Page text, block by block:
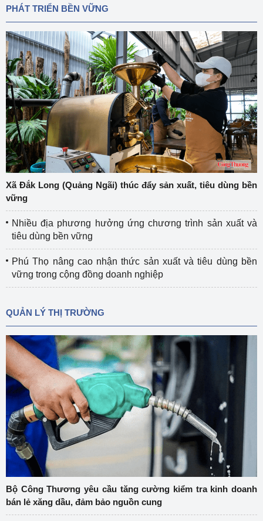
PHÁT TRIỂN BỀN VỮNG
Xã Đắk Long (Quảng Ngãi) thúc đẩy sản xuất, tiêu dùng bền
vững
Nhiều địa phương hưởng ứng chương trình sản xuất và
tiêu dùng bền vững
Phú Thọ nâng cao nhận thức sản xuất và tiêu dùng bền
vững trong cộng đồng doanh nghiệp
QUẢN LÝ THỊ TRƯỜNG
Bộ Công Thương yêu cầu tăng cường kiểm tra kinh doanh
bán lẻ xăng dầu, đảm bảo nguồn cung